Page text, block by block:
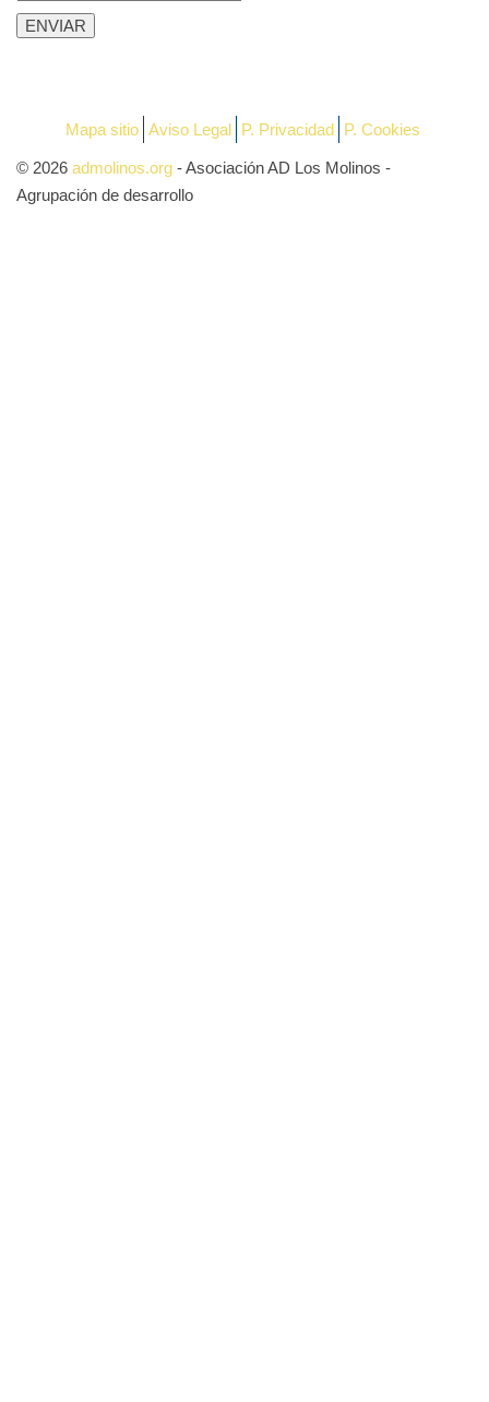
Mapa sitio Aviso Legal P. Privacidad P. Cookies
© 2026 admolinos.org - Asociación AD Los Molinos -
Agrupación de desarrollo